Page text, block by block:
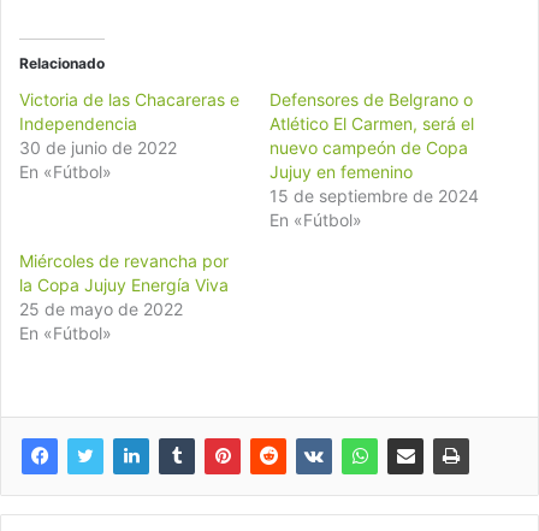
Relacionado
Victoria de las Chacareras e
Independencia
30 de junio de 2022
En «Fútbol»
Defensores de Belgrano o
Atlético El Carmen, será el
nuevo campeón de Copa
Jujuy en femenino
15 de septiembre de 2024
En «Fútbol»
Miércoles de revancha por
la Copa Jujuy Energía Viva
25 de mayo de 2022
En «Fútbol»